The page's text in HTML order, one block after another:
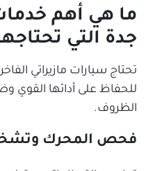
ما هي أهم
جدة التي
تحتاج سيارات مازيراتي
للحفاظ على أدائها القوي
الظروف.
فحص المحرك